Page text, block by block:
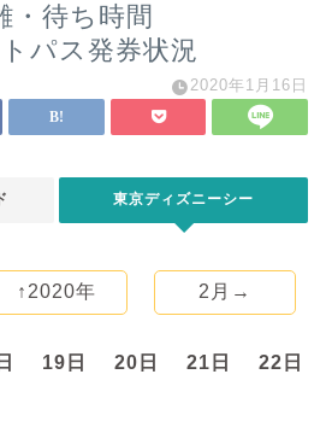
・待ち時間
パス発券状況
2020年1月16日
東京ディズニーシー
↑2020年 2月→
19日 20日 21日 22日